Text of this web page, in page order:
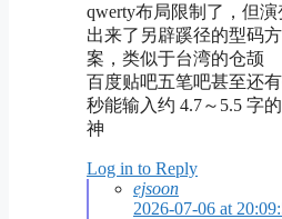
qwerty布局限制了，但演
出来了另辟蹊径的型码方
案，类似于台湾的仓颉
百度贴吧五笔吧甚至还
秒能输入约 4.7～5.5 字
神
Log in to Reply
ejsoon
2026-07-06 at